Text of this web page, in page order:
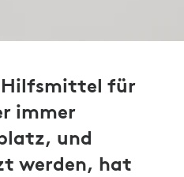
Hilfsmittel für
immer
und
werden, hat